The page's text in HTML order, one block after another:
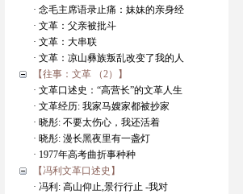
· 念毛主席语录止痛：妹妹的亲身经
· 文革：父亲被批斗
· 文革：大串联
· 文革：凉山彝族叛乱改变了我的人
【往事：文革 （2）】
· 文革口述史：“高营长”的文革人生
· 文革经历: 我家马嫂家都被抄家
· 晓彤: 不要太伤心，我还活着
· 晓彤: 漫长黑夜里有一盏灯
· 1977年高考曲折事种种
【冯利文革口述史】
· 冯利: 高山仰止,景行行止 -我对